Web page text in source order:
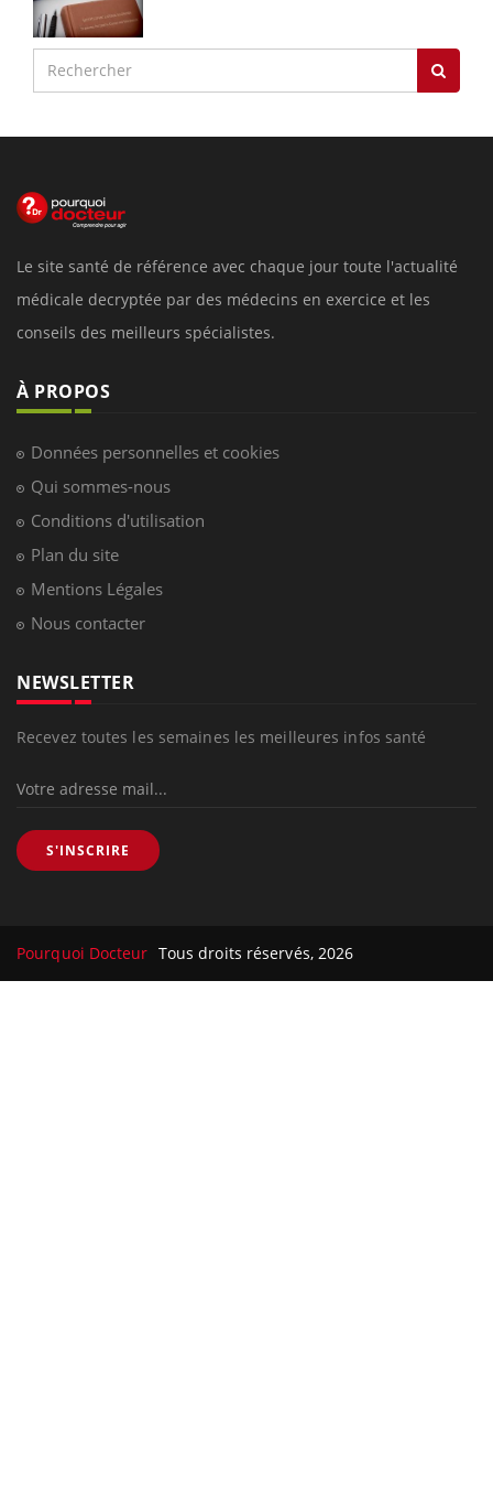
Le site santé de référence avec chaque jour toute l'actualité
médicale decryptée par des médecins en exercice et les
conseils des meilleurs spécialistes.
À PROPOS
Données personnelles et cookies
Qui sommes-nous
Conditions d'utilisation
Plan du site
Mentions Légales
Nous contacter
NEWSLETTER
Recevez toutes les semaines les meilleures infos santé
S'INSCRIRE
Pourquoi Docteur Tous droits réservés, 2026